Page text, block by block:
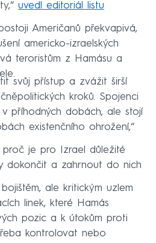
uvedl editoriál listu
Američanů překvapivá,
americko-izraelských
teroristům z Hamásu a
svůj přístup a zvážit širší
kroků. Spojenci
příhodných dobách, ale stojí
existenčního ohrožení,“
proč je pro Izrael důležité
dokončit a zahrnout do nich
ale kritickým uzlem
linek, které Hamás
pozic a k útokům proti
kontrolovat nebo